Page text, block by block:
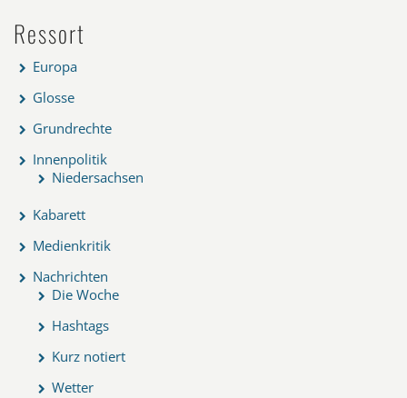
Ressort
Europa
Glosse
Grundrechte
Innenpolitik
Niedersachsen
Kabarett
Medienkritik
Nachrichten
Die Woche
Hashtags
Kurz notiert
Wetter